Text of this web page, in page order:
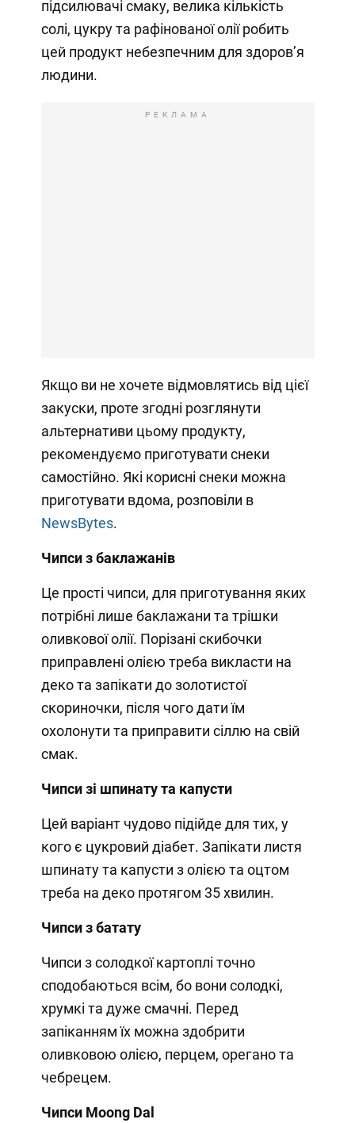
підсилювачі смаку, велика кількість
солі, цукру та рафінованої олії робить
цей продукт небезпечним для здоров’я
людини.
РЕКЛАМА
Якщо ви не хочете відмовлятись від цієї
закуски, проте згодні розглянути
альтернативи цьому продукту,
рекомендуємо приготувати снеки
самостійно. Які корисні снеки можна
приготувати вдома, розповіли в
NewsBytes.
Чипси з баклажанів
Це прості чипси, для приготування яких
потрібні лише баклажани та трішки
оливкової олії. Порізані скибочки
приправлені олією треба викласти на
деко та запікати до золотистої
скориночки, після чого дати їм
охолонути та приправити сіллю на свій
смак.
Чипси зі шпинату та капусти
Цей варіант чудово підійде для тих, у
кого є цукровий діабет. Запікати листя
шпинату та капусти з олією та оцтом
треба на деко протягом 35 хвилин.
Чипси з батату
Чипси з солодкої картоплі точно
сподобаються всім, бо вони солодкі,
хрумкі та дуже смачні. Перед
запіканням їх можна здобрити
оливковою олією, перцем, орегано та
чебрецем.
Чипси Moong Dal